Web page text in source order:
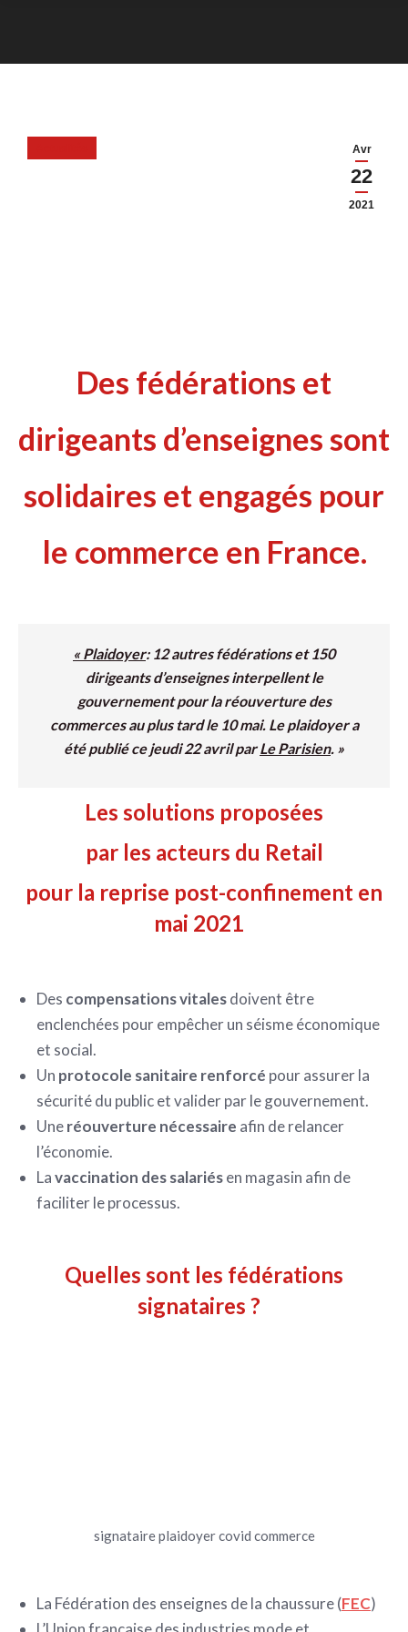
Avr
22
2021
Des fédérations et
dirigeants d’enseignes sont
solidaires et engagés pour
le commerce en France.
« Plaidoyer: 12 autres fédérations et 150
dirigeants d’enseignes interpellent le
gouvernement pour la réouverture des
commerces au plus tard le 10 mai. Le plaidoyer a
été publié ce jeudi 22 avril parLe Parisien. »
Les solutions proposées
par les acteurs du Retail
pour la reprise post-confinement en
mai 2021
Des compensations vitalesdoivent être
enclenchées pour empêcher un séisme économique
et social.
Un protocole sanitaire renforcé pour assurer la
sécurité du public et valider par le gouvernement.
Uneréouverture nécessaire afin de relancer
l’économie.
Lavaccination des salariésen magasin afin de
faciliter le processus.
Quelles sont les fédérations
signataires ?
signataire plaidoyer covid commerce
La Fédération des enseignes de la chaussure (FEC)